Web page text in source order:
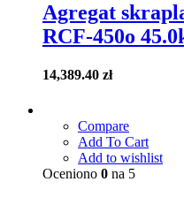
Agregat
RCF-450o
14,389.40 zł
Compare
Add To Cart
Add to wishlist
Oceniono 0 na 5